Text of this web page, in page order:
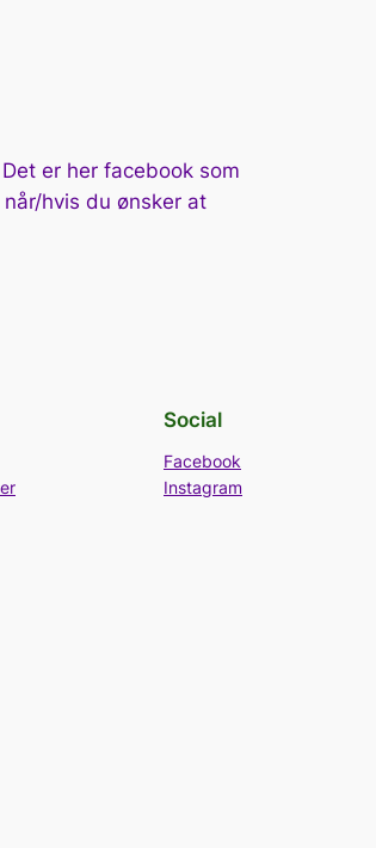
er her facebook som
hvis du ønsker at
Social
Facebook
Instagram